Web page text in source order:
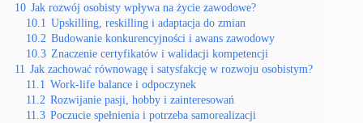
10 Jak rozwój osobisty wpływa na życie zawodowe?
10.1 Upskilling, reskilling i adaptacja do zmian
10.2 Budowanie konkurencyjności i awans zawodowy
10.3 Znaczenie certyfikatów i walidacji kompetencji
11 Jak zachować równowagę i satysfakcję w rozwoju osobistym?
11.1 Work-life balance i odpoczynek
11.2 Rozwijanie pasji, hobby i zainteresowań
11.3 Poczucie spełnienia i potrzeba samorealizacji